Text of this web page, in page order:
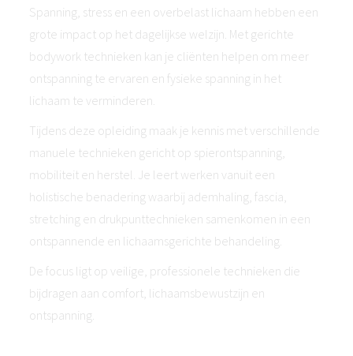
Spanning, stress en een overbelast lichaam hebben een
grote impact op het dagelijkse welzijn. Met gerichte
bodywork technieken kan je cliënten helpen om meer
ontspanning te ervaren en fysieke spanning in het
lichaam te verminderen.
Tijdens deze opleiding maak je kennis met verschillende
manuele technieken gericht op spierontspanning,
mobiliteit en herstel. Je leert werken vanuit een
holistische benadering waarbij ademhaling, fascia,
stretching en drukpunttechnieken samenkomen in een
ontspannende en lichaamsgerichte behandeling.
De focus ligt op veilige, professionele technieken die
bijdragen aan comfort, lichaamsbewustzijn en
ontspanning.